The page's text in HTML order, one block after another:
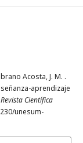
Acosta, J. M. .
aprendizaje
Revista Científica
unesum-